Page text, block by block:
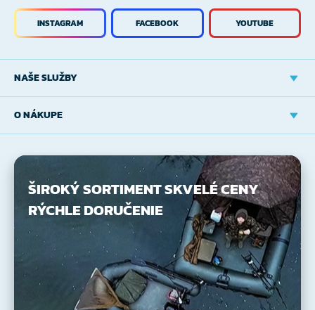
NAŠE SLUŽBY
O NÁKUPE
INSTAGRAM FACEBOOK YOUTUBE
ŠIROKÝ SORTIMENTSKVELÉ CENY
RÝCHLE DORUČENIE